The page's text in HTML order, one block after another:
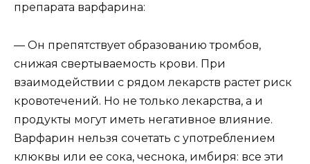
препарата варфарина:
— Он препятствует образованию тромбов,
снижая свертываемость крови. При
взаимодействии с рядом лекарств растет риск
кровотечений. Но не только лекарства, а и
продукты могут иметь негативное влияние.
Варфарин нельзя сочетать с употреблением
клюквы или ее сока, чеснока, имбиря: все эти